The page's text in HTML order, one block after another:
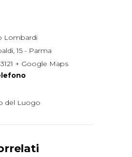
Lombardi
15 - Parma
+ Google Maps
del Luogo